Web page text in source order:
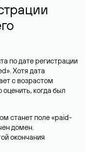
по дате регистрации
Хотя дата
с возрастом
когда был
станет поле «paid-
домен.
окончания